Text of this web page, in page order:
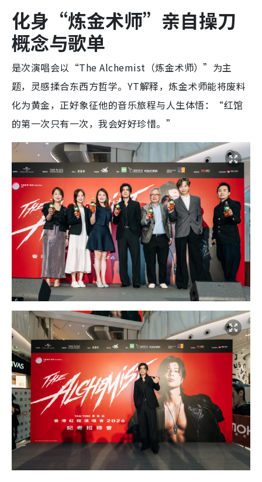
化身“炼金术师”亲自操刀
概念与歌单
是次演唱会以“The Alchemist（炼金术师）”为主
题，灵感揉合东西方哲学。YT解释，炼金术师能将废料
化为黄金，正好象征他的音乐旅程与人生体悟：“红馆
的第一次只有一次，我会好好珍惜。”